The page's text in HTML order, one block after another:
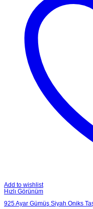
Add to wishlist
Hızlı Görünüm
925 Ayar Gümüş Siyah Oniks